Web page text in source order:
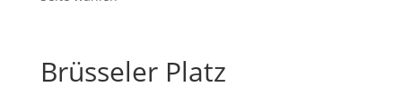
Brüsseler Platz